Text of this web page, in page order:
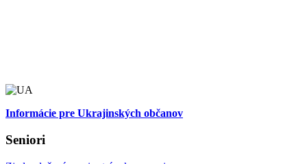
Informácie pre Ukrajinských občanov
Seniori